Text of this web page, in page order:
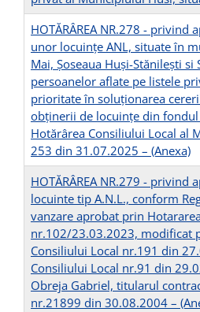
HOTĂRÂREA NR.278 - privind
unor locuințe ANL, situate în
Mai, Șoseaua Huși-Stănilești si
persoanelor aflate pe listele
prioritate în soluționarea
obținerii de locuințe din
Hotărârea Consiliului Local al
253 din 31.07.2025 – (Anexa)
HOTĂRÂREA NR.279 - privind
locuinte tip A.N.L., conform
vanzare aprobat prin
nr.102/23.03.2023, modificat
Consiliului Local nr.191 din
Consiliului Local nr.91 din
Obreja Gabriel, titularul
nr.21899 din 30.08.2004 –